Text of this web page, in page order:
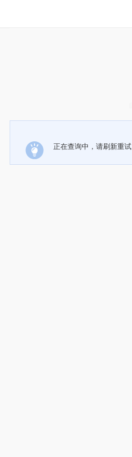
正在查询中，请刷新重试